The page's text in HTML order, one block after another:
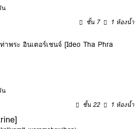
น
ชั้น 7
1 ห้องน้ำ
พระ อินเตอร์เชนจ์ [Ideo Tha Phra
น
ชั้น 22 1 ห้องน้ำ